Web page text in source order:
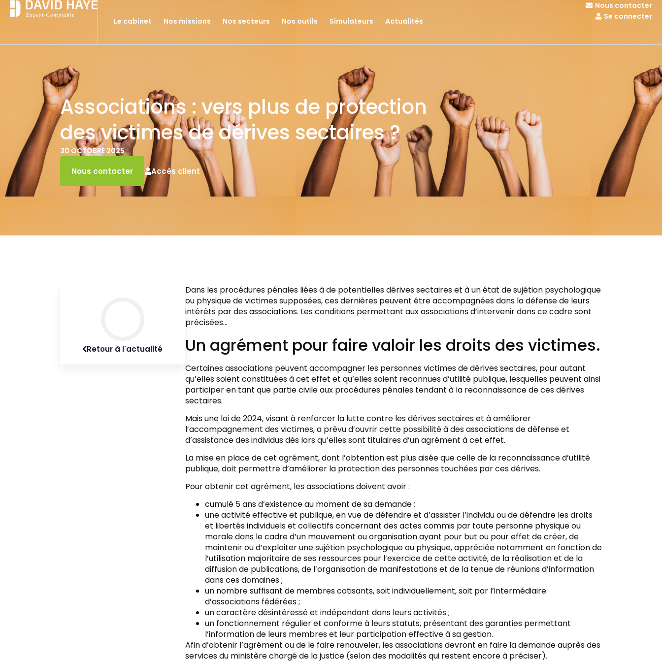
Le cabinet Nos missions Nos secteurs Nos outils Simulateurs Actualités
Nous contacter
Se connecter
Associations : vers plus de protection
des victimes de dérives sectaires ?
30 OCTOBRE 2025
Nous contacter Accès client
Retour à l'actualité
Dans les procédures pénales liées à de potentielles dérives sectaires et à un état de sujétion psychologique
ou physique de victimes supposées, ces dernières peuvent être accompagnées dans la défense de leurs
intérêts par des associations. Les conditions permettant aux associations d’intervenir dans ce cadre sont
précisées…
Un agrément pour faire valoir les droits des victimes.
Certaines associations peuvent accompagner les personnes victimes de dérives sectaires, pour autant
qu’elles soient constituées à cet effet et qu’elles soient reconnues d’utilité publique, lesquelles peuvent ainsi
participer en tant que partie civile aux procédures pénales tendant à la reconnaissance de ces dérives
sectaires.
Mais une loi de 2024, visant à renforcer la lutte contre les dérives sectaires et à améliorer
l’accompagnement des victimes, a prévu d’ouvrir cette possibilité à des associations de défense et
d’assistance des individus dès lors qu’elles sont titulaires d’un agrément à cet effet.
La mise en place de cet agrément, dont l’obtention est plus aisée que celle de la reconnaissance d’utilité
publique, doit permettre d’améliorer la protection des personnes touchées par ces dérives.
Pour obtenir cet agrément, les associations doivent avoir :
cumulé 5 ans d’existence au moment de sa demande ;
une activité effective et publique, en vue de défendre et d’assister l’individu ou de défendre les droits
et libertés individuels et collectifs concernant des actes commis par toute personne physique ou
morale dans le cadre d’un mouvement ou organisation ayant pour but ou pour effet de créer, de
maintenir ou d’exploiter une sujétion psychologique ou physique, appréciée notamment en fonction de
l’utilisation majoritaire de ses ressources pour l’exercice de cette activité, de la réalisation et de la
diffusion de publications, de l’organisation de manifestations et de la tenue de réunions d’information
dans ces domaines ;
un nombre suffisant de membres cotisants, soit individuellement, soit par l’intermédiaire
d’associations fédérées ;
un caractère désintéressé et indépendant dans leurs activités ;
un fonctionnement régulier et conforme à leurs statuts, présentant des garanties permettant
l’information de leurs membres et leur participation effective à sa gestion.
Afin d’obtenir l’agrément ou de le faire renouveler, les associations devront en faire la demande auprès des
services du ministère chargé de la justice (selon des modalités qui restent encore à préciser).